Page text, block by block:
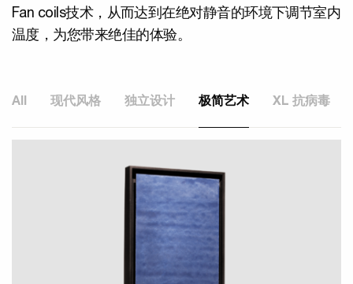
Fan coils技术，从而达到在绝对静音的环境下调节室内
温度，为您带来绝佳的体验。
All 现代风格 独立设计 极简艺术 XL 抗病毒